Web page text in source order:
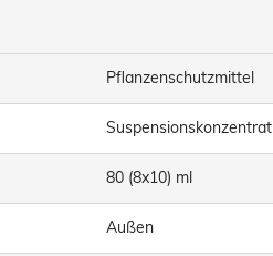
Pflanzenschutzmittel
Suspensionskonzentrat
80 (8x10) ml
Außen